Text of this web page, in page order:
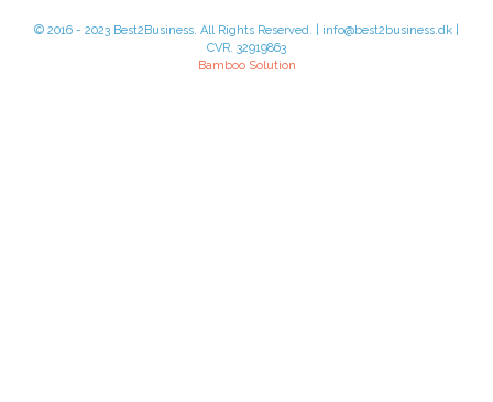
© 2016 - 2023 Best2Business. All Rights Reserved. | info@best2business.dk |
CVR. 32919863
Bamboo Solution